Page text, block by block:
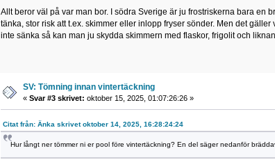
Allt beror väl på var man bor. I södra Sverige är ju frostriskerna bara en
tänka, stor risk att t.ex. skimmer eller inlopp fryser sönder. Men det
inte sänka så kan man ju skydda skimmern med flaskor, frigolit och
SV: Tömning innan vintertäckning
« Svar #3 skrivet: oktober 15, 2025, 01:07:26:26 »
Citat från: Änka skrivet oktober 14, 2025, 16:28:24:24
Hur långt ner tömmer ni er pool före vintertäckning? En del säger nedanför